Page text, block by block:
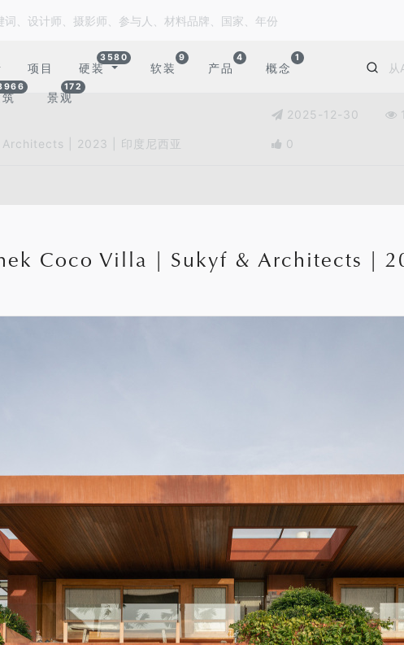
项目 硬装
3580
软装
9
产品
4
概念
1
景观
172
| 2023 | 印度尼西亚
2025-12-30
0
Coco Villa | Sukyf & Architects |